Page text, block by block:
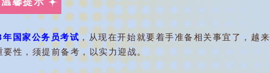
国家公务员考试，从现在开始就要着手准备相关事宜了，越来
性，须提前备考，以实力迎战。